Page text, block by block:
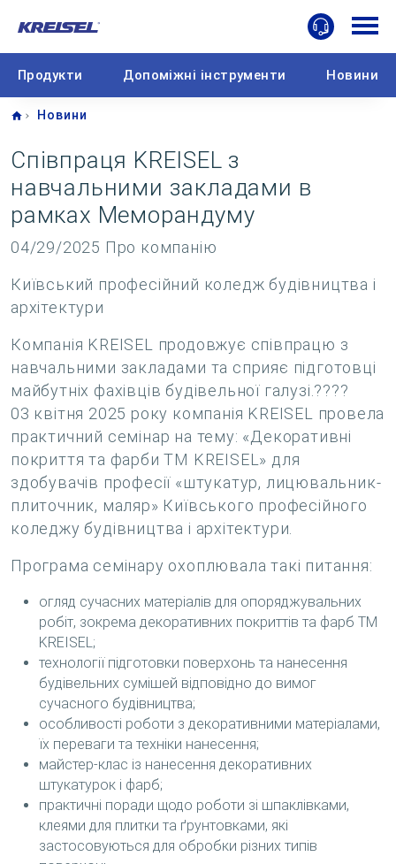
Продукти Допоміжні інструменти Новини
Home
Новини
Співпраця KREISEL з
навчальними закладами в
рамках Меморандуму
04/29/2025 Про компанію
Київський професійний коледж будівництва і
архітектури
Компанія KREISEL продовжує співпрацю з
навчальними закладами та сприяє підготовці
майбутніх фахівців будівельної галузі.????
03 квітня 2025 року компанія KREISEL провела
практичний семінар на тему: «Декоративні
покриття та фарби ТМ KREISEL» для
здобувачів професії «штукатур, лицювальник-
плиточник, маляр» Київського професійного
коледжу будівництва і архітектури.
Програма семінару охоплювала такі питання:
огляд сучасних матеріалів для опоряджувальних
робіт, зокрема декоративних покриттів та фарб ТМ
KREISEL;
технології підготовки поверхонь та нанесення
будівельних сумішей відповідно до вимог
сучасного будівництва;
особливості роботи з декоративними матеріалами,
їх переваги та техніки нанесення;
майстер-клас із нанесення декоративних
штукатурок і фарб;
практичні поради щодо роботи зі шпаклівками,
клеями для плитки та ґрунтовками, які
застосовуються для обробки різних типів